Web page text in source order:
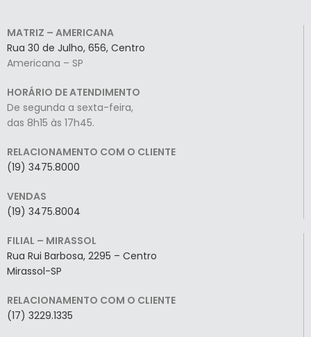
MATRIZ – AMERICANA
Rua 30 de Julho, 656, Centro
Americana – SP
HORÁRIO DE ATENDIMENTO
De segunda a sexta-feira,
das 8h15 às 17h45.
RELACIONAMENTO COM O CLIENTE
(19) 3475.8000
VENDAS
(19) 3475.8004
FILIAL – MIRASSOL
Rua Rui Barbosa, 2295 – Centro
Mirassol-SP
RELACIONAMENTO COM O CLIENTE
(17) 3229.1335